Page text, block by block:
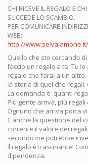
CHI RICEVE IL REGALO E
SUCCEDE LO SCAMBIO.
PER COMUNICARE
WEB:
http://
Quello che sto cercando
faccio un regalo a te. Tu
regalo che farai a un
la storia di quel che
La domanda è: quanti
Più gente arriva, più
Ognuno che arriva porta
E anche la questione del
corrente il valore dei
secondo me potrebbe
Il regalo è trascinante!
dipendenza.